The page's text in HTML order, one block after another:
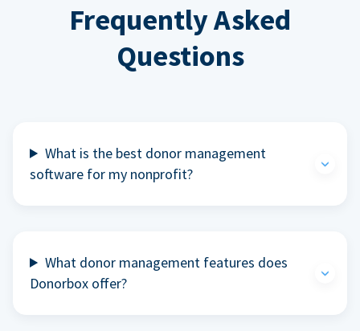
Frequently Asked
Questions
What is the best donor management
software for my nonprofit?
What donor management features does
Donorbox offer?